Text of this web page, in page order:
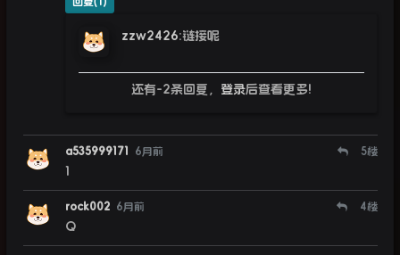
zzw2426:链接呢
还有-2条回复， 登录后查看更多!
a535999171 6月前 5楼
1
rock002 6月前 4楼
Q